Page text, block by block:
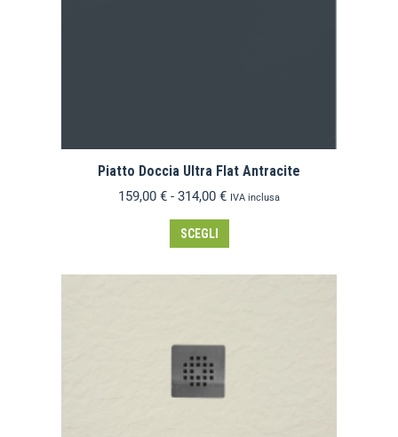
Piatto Doccia Ultra Flat Antracite
159,00 € - 314,00 € IVA inclusa
SCEGLI